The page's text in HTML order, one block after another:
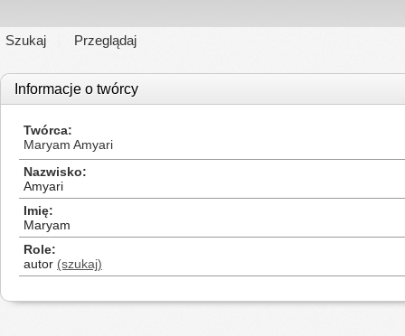
Szukaj Przeglądaj
Informacje o twórcy
Twórca
Maryam Amyari
Nazwisko
Amyari
Imię
Maryam
Role
autor (szukaj)